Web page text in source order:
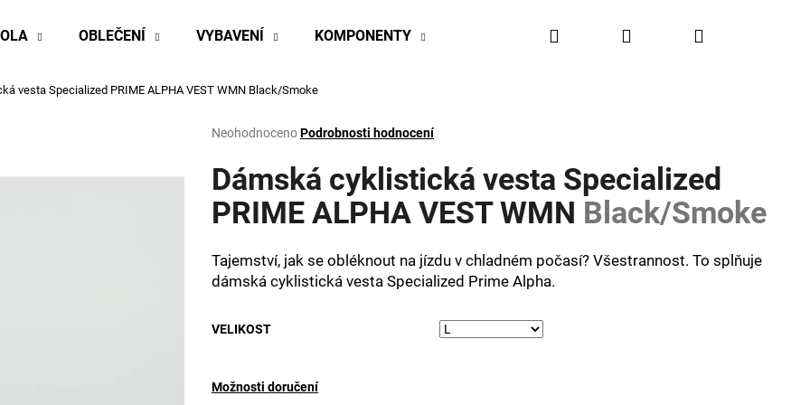
OBLEČENÍ VYBAVENÍ KOMPONENTY BIKESPORT EVENTY BIKESPORTUL VÝHODY
Hledat PřihlášeníNákupní
vesta Specialized PRIME ALPHA VEST WMN Black/Smoke
Průměrné
produktu
je
0,0
hvězdiček.
NeohodnocenoPodrobnosti hodnocení
Dámská cyklistická vesta Specialized
PRIME ALPHA VEST WMN Black/Smoke
Tajemství, jak se obléknout na jízdu v chladném počasí? Všestrannost. To splňuje
dámská cyklistická vesta Specialized Prime Alpha.
VELIKOST
Možnosti doručení
Co potřebujete najít?
HLEDAT